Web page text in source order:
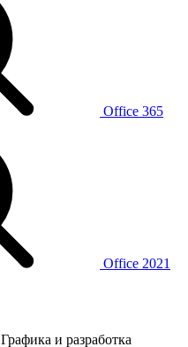
Office 365
Office 2021
Графика и разработка